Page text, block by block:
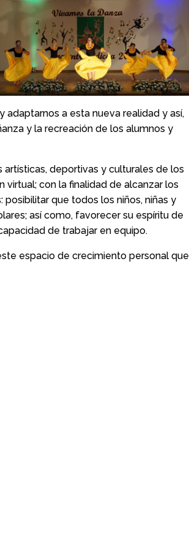
a esta nueva realidad y así,
y la recreación de los alumnos y
artísticas, deportivas y culturales de los
con la finalidad de alcanzar los
que todos los niños, niñas y
así como, favorecer su espíritu de
de trabajar en equipo.
espacio de crecimiento personal que